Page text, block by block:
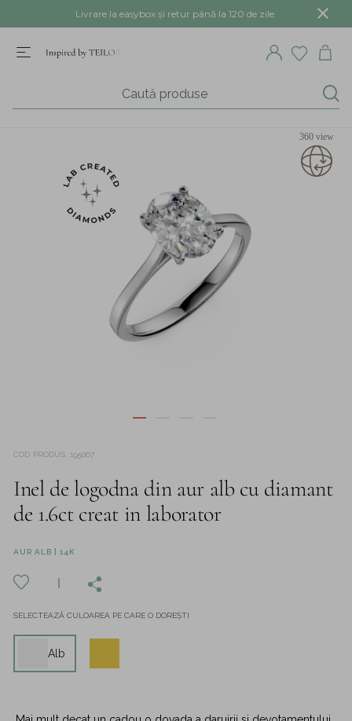
Livrare la easybox și retur până la 120 de zile.
360 view
COD PRODUS 195067
Inel de logodna din aur alb cu diamant
de 1.6ct creat in laborator
AUR ALB | 14K
SELECTEAZĂ CULOAREA PE CARE O DOREȘTI
Alb